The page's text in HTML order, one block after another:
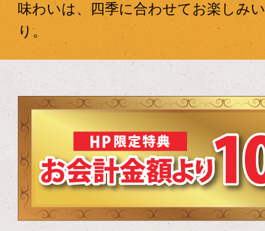
味わいは、四季に合わせてお楽しみ
り。